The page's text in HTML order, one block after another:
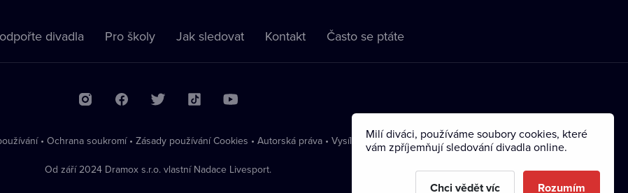
divadla Pro školy Jak sledovat Kontakt Často se ptáte
• Ochrana soukromí • Zásady používání Cookies • Autorská práva • Vysílání
Od září 2024 Dramox s.r.o. vlastní Nadace Livesport.
Milí diváci, používáme soubory cookies, které
vám zpříjemňují sledování divadla online.
Chci vědět víc Rozumím